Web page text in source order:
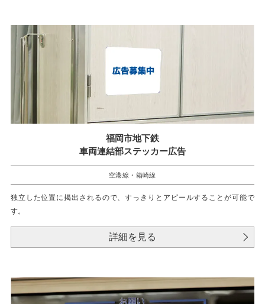
福岡市地下鉄
車両連結部ステッカー広告
空港線・箱崎線
独立した位置に掲出されるので、すっきりとアピールすることが可能で
す。
詳細を見る